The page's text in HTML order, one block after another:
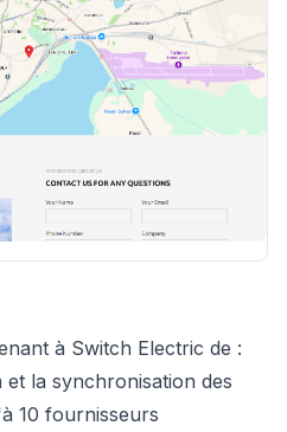
à Switch Electric de :
la synchronisation des
10 fournisseurs